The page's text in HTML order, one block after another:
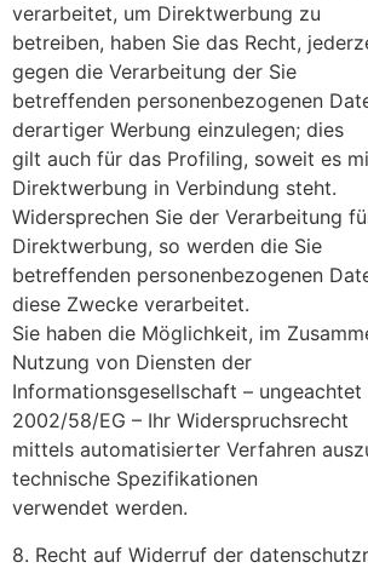
verarbeitet, um Direktwerbung zu
betreiben, haben Sie das Recht,
gegen die Verarbeitung der Sie
betreffenden personenbezogenen
derartiger Werbung einzulegen; dies
gilt auch für das Profiling, soweit es
Direktwerbung in Verbindung steht.
Widersprechen Sie der Verarbeitung
Direktwerbung, so werden die Sie
betreffenden personenbezogenen
diese Zwecke verarbeitet.
Sie haben die Möglichkeit, im
Nutzung von Diensten der
Informationsgesellschaft –
2002/58/EG – Ihr Widerspruchsrecht
mittels automatisierter Verfahren
technische Spezifikationen
verwendet werden.
8. Recht auf Widerruf der